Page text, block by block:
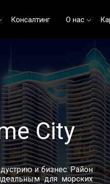
Консалтинг О нас
City
и бизнес. Район
для морских